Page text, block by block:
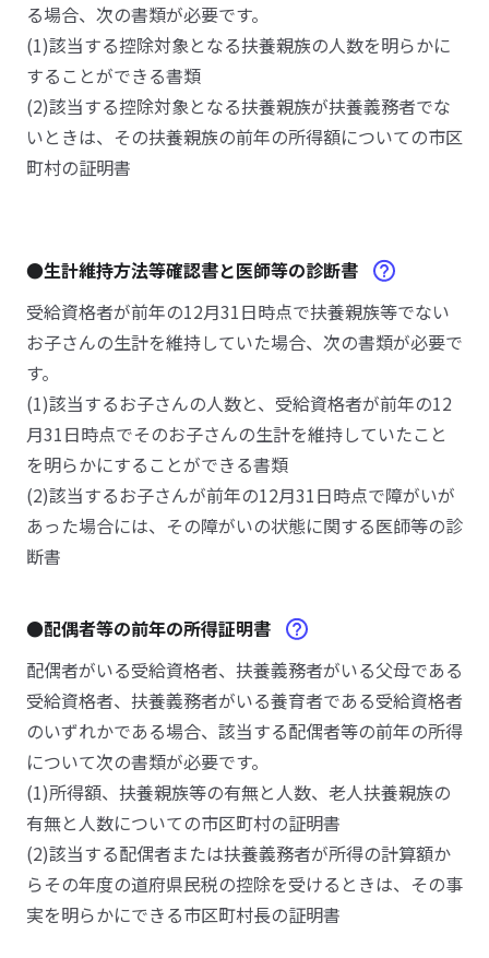
る場合、次の書類が必要です。
(1)該当する控除対象となる扶養親族の人数を明らかに
することができる書類
(2)該当する控除対象となる扶養親族が扶養義務者でな
いときは、その扶養親族の前年の所得額についての市区
町村の証明書
●生計維持方法等確認書と医師等の診断書
受給資格者が前年の12月31日時点で扶養親族等でない
お子さんの生計を維持していた場合、次の書類が必要で
す。
(1)該当するお子さんの人数と、受給資格者が前年の12
月31日時点でそのお子さんの生計を維持していたこと
を明らかにすることができる書類
(2)該当するお子さんが前年の12月31日時点で障がいが
あった場合には、その障がいの状態に関する医師等の診
断書
●配偶者等の前年の所得証明書
配偶者がいる受給資格者、扶養義務者がいる父母である
受給資格者、扶養義務者がいる養育者である受給資格者
のいずれかである場合、該当する配偶者等の前年の所得
について次の書類が必要です。
(1)所得額、扶養親族等の有無と人数、老人扶養親族の
有無と人数についての市区町村の証明書
(2)該当する配偶者または扶養義務者が所得の計算額か
らその年度の道府県民税の控除を受けるときは、その事
実を明らかにできる市区町村長の証明書